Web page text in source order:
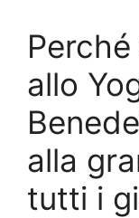
allo
alla
tutti i